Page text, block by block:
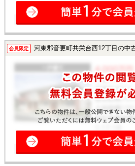
会員限定 河東郡音更町共栄台西12丁目の中